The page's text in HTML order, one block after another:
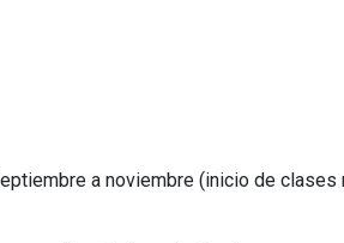
a noviembre (inicio de clases